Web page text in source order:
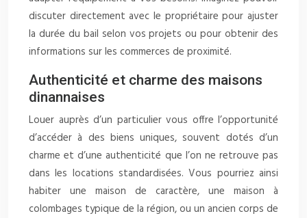
discuter directement avec le propriétaire pour ajuster
la durée du bail selon vos projets ou pour obtenir des
informations sur les commerces de proximité.
Authenticité et charme des maisons
dinannaises
Louer auprès d’un particulier vous offre l’opportunité
d’accéder à des biens uniques, souvent dotés d’un
charme et d’une authenticité que l’on ne retrouve pas
dans les locations standardisées. Vous pourriez ainsi
habiter une maison de caractère, une maison à
colombages typique de la région, ou un ancien corps de